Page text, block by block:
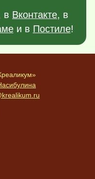
в Вконтакте, в
и в Постиле!